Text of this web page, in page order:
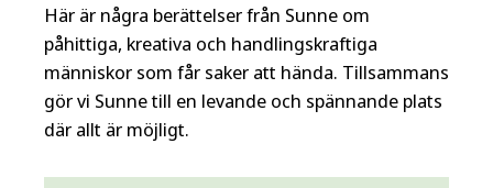
Här är några berättelser från Sunne om
påhittiga, kreativa och handlingskraftiga
människor som får saker att hända. Tillsammans
gör vi Sunne till en levande och spännande plats
där allt är möjligt.